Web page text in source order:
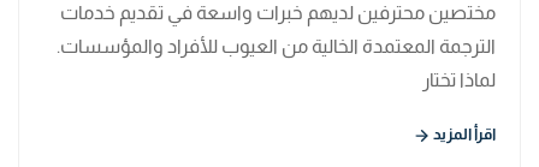
مختصين محترفين لديهم خبرات واسعة في تقديم خدمات
الترجمة المعتمدة الخالية من العيوب للأفراد والمؤسسات.
لماذا تختار
اقرأ المزيد